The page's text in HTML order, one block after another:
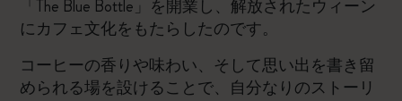
「The Blue Bottle」を開業し、解放されたウィーン
にカフェ文化をもたらしたのです。
コーヒーの香りや味わい、そして思い出を書き留
められる場を設けることで、自分なりのストーリ